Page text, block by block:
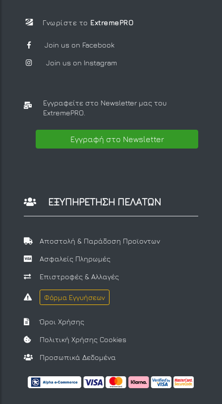
Γνωρίστε το ExtremePRO
Join us on Facebook
Join us on Instagram
Εγγραφείτε στο Newsletter μας του
ExtremePRO.
Εγγραφή στο Newsletter
ΕΞΥΠΗΡΕΤΗΣΗ ΠΕΛΑΤΩΝ
Αποστολή & Παράδοση Προϊοντων
Ασφαλείς Πληρωμές
Επιστροφές & Αλλαγές
Φόρμα Εγγυήσεων
Όροι Χρήσης
Πολιτική Χρήσης Cookies
Προσωπικά Δεδομένα